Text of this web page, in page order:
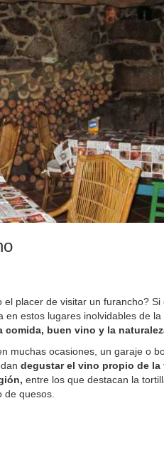
placer de visitar un furancho?
estos lugares inolvidables de
buen vino y la
muchas ocasiones, un garaje o
degustar el vino propio de la
entre los que destacan la
quesos.